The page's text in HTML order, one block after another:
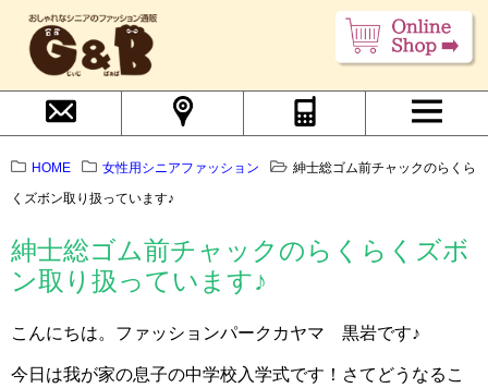
HOME 女性用シニアファッション
紳士総ゴム前チャックのらくら
くズボン取り扱っています♪
紳士総ゴム前チャックのらくらくズボ
ン取り扱っています♪
こんにちは。ファッションパークカヤマ 黒岩です♪
今日は我が家の息子の中学校入学式です！さてどうなるこ